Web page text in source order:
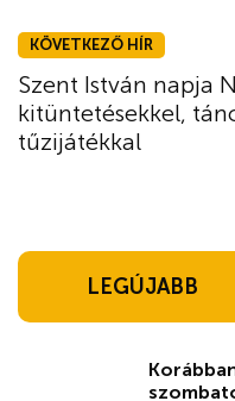
KÖVETKEZŐ HÍR
Szent István napja
kitüntetésekkel,
tűzijátékkal
LEGÚJABB